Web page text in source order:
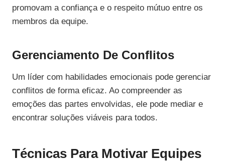
promovam a confiança e o respeito mútuo entre os
membros da equipe.
Gerenciamento De Conflitos
Um líder com habilidades emocionais pode gerenciar
conflitos de forma eficaz. Ao compreender as
emoções das partes envolvidas, ele pode mediar e
encontrar soluções viáveis para todos.
Técnicas Para Motivar Equipes